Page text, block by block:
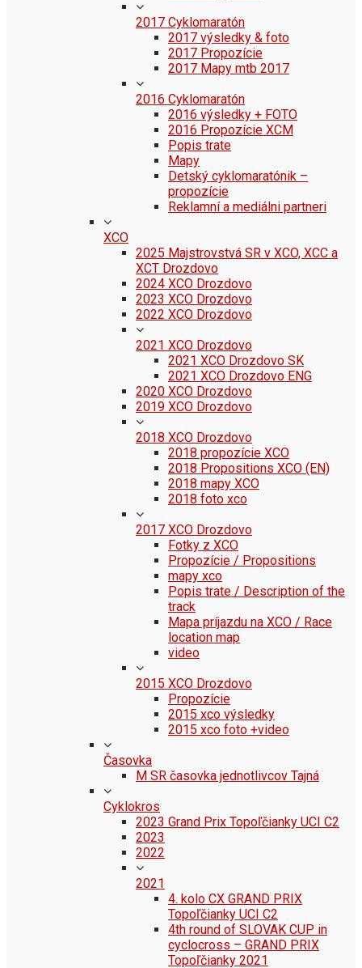
2017 Cyklomaratón
2017 výsledky & foto
2017 Propozície
2017 Mapy mtb 2017
2016 Cyklomaratón
2016 výsledky + FOTO
2016 Propozície XCM
Popis trate
Mapy
Detský cyklomaratónik –
propozície
Reklamní a mediálni partneri
XCO
2025 Majstrovstvá SR v XCO, XCC a
XCT Drozdovo
2024 XCO Drozdovo
2023 XCO Drozdovo
2022 XCO Drozdovo
2021 XCO Drozdovo
2021 XCO Drozdovo SK
2021 XCO Drozdovo ENG
2020 XCO Drozdovo
2019 XCO Drozdovo
2018 XCO Drozdovo
2018 propozície XCO
2018 Propositions XCO (EN)
2018 mapy XCO
2018 foto xco
2017 XCO Drozdovo
Fotky z XCO
Propozície / Propositions
mapy xco
Popis trate / Description of the
track
Mapa príjazdu na XCO / Race
location map
video
2015 XCO Drozdovo
Propozície
2015 xco výsledky
2015 xco foto +video
Časovka
M SR časovka jednotlivcov Tajná
Cyklokros
2023 Grand Prix Topoľčianky UCI C2
2023
2022
2021
4. kolo CX GRAND PRIX
Topoľčianky UCI C2
4th round of SLOVAK CUP in
cyclocross – GRAND PRIX
Topoľčianky 2021